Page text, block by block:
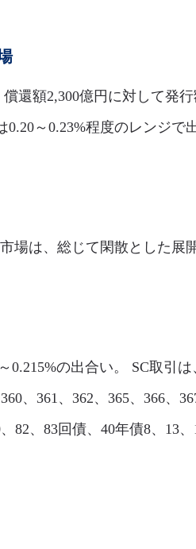
還額2,300億円に対して発
～0.23%程度のレンジで
場は、総じて閑散とした展開
0.215%の出合い。 SC取引は
、361、362、365、366、
82、83回債、40年債8、13